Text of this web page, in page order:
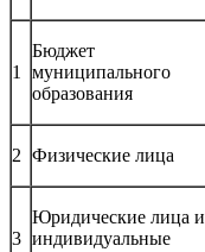
1
Бюджет
муниципального
образования
2 Физические лица
3
Юридические лица и
индивидуальные